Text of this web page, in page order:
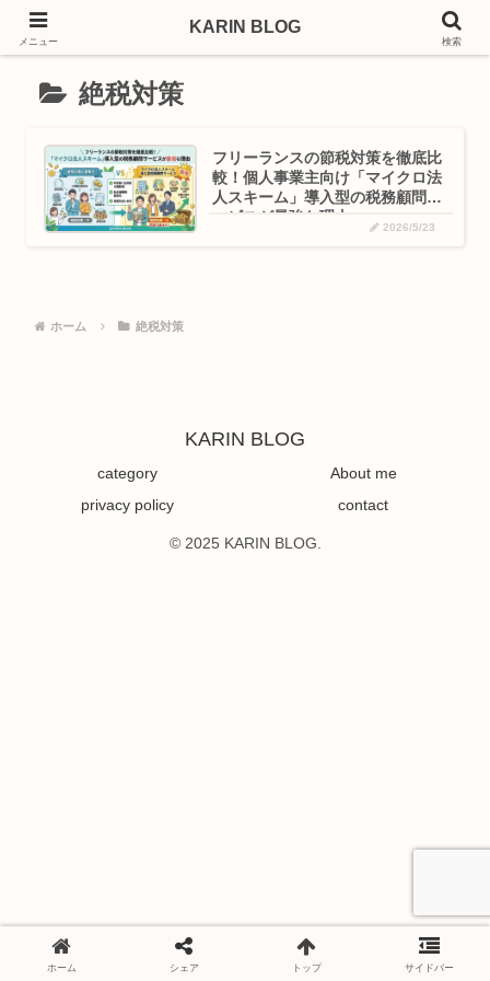
KARIN BLOG
絶税対策
フリーランスの節税対策を徹底比
較！個人事業主向け「マイクロ法
人スキーム」導入型の税務顧問サ
ービスが最強な理由
2026/5/23
ホーム 絶税対策
KARIN BLOG
category
About me
privacy policy
contact
© 2025 KARIN BLOG.
メニュー
KARIN BLOG
検索
ホーム シェア トップ サイドバー